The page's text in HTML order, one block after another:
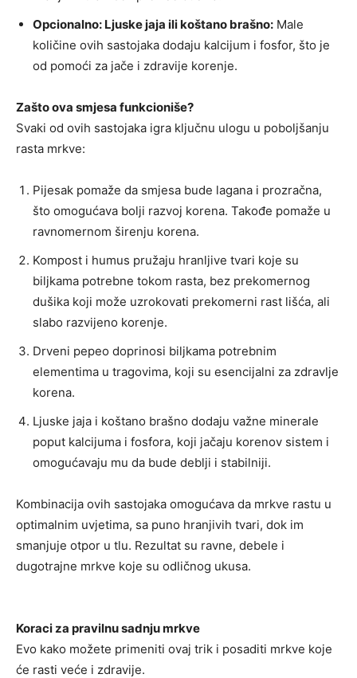
Opcionalno: Ljuske jaja ili koštano brašno: Male
količine ovih sastojaka dodaju kalcijum i fosfor, što je
od pomoći za jače i zdravije korenje.
Zašto ova smjesa funkcioniše?
Svaki od ovih sastojaka igra ključnu ulogu u poboljšanju
rasta mrkve:
Pijesak pomaže da smjesa bude lagana i prozračna,
što omogućava bolji razvoj korena. Takođe pomaže u
ravnomernom širenju korena.
Kompost i humus pružaju hranljive tvari koje su
biljkama potrebne tokom rasta, bez prekomernog
dušika koji može uzrokovati prekomerni rast lišća, ali
slabo razvijeno korenje.
Drveni pepeo doprinosi biljkama potrebnim
elementima u tragovima, koji su esencijalni za zdravlje
korena.
Ljuske jaja i koštano brašno dodaju važne minerale
poput kalcijuma i fosfora, koji jačaju korenov sistem i
omogućavaju mu da bude deblji i stabilniji.
Kombinacija ovih sastojaka omogućava da mrkve rastu u
optimalnim uvjetima, sa puno hranjivih tvari, dok im
smanjuje otpor u tlu. Rezultat su ravne, debele i
dugotrajne mrkve koje su odličnog ukusa.
Koraci za pravilnu sadnju mrkve
Evo kako možete primeniti ovaj trik i posaditi mrkve koje
će rasti veće i zdravije.